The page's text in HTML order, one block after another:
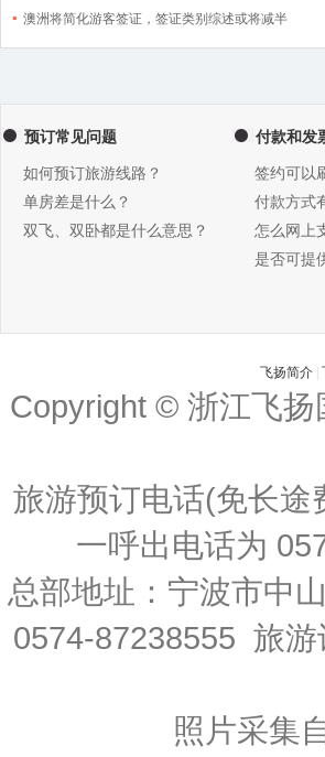
澳洲将简化游客签证，签证类别综述或将减半
预订常见问题
如何预订旅游线路？
单房差是什么？
双飞、双卧都是什么意思？
付款和发
签约可以
付款方式
怎么网上
是否可提
飞扬简介
Copyright © 浙江飞
旅游预订电话(免长
一呼出电话为
总部地址：宁波市中
0574-87238555 旅
照片采集